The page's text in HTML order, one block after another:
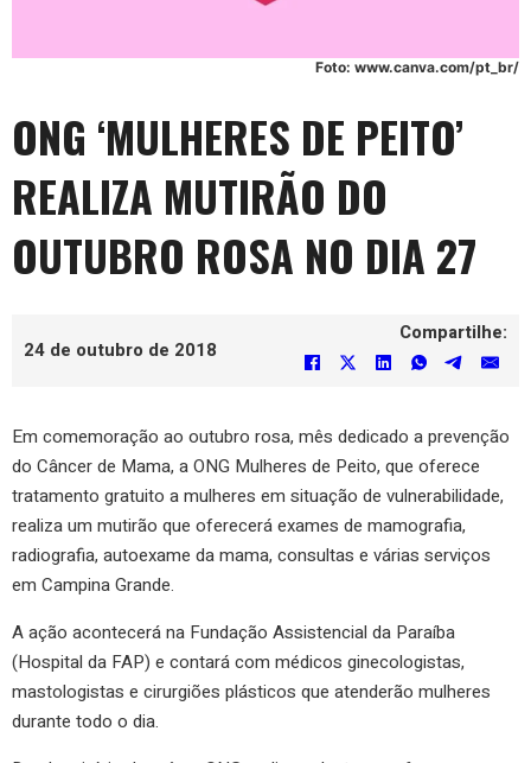
Foto: www.canva.com/pt_br/
ONG ‘MULHERES DE PEITO’
REALIZA MUTIRÃO DO
OUTUBRO ROSA NO DIA 27
24 de outubro de 2018
Compartilhe:
Em comemoração ao outubro rosa, mês dedicado a prevenção
do Câncer de Mama, a ONG Mulheres de Peito, que oferece
tratamento gratuito a mulheres em situação de vulnerabilidade,
realiza um mutirão que oferecerá exames de mamografia,
radiografia, autoexame da mama, consultas e várias serviços
em Campina Grande.
A ação acontecerá na Fundação Assistencial da Paraíba
(Hospital da FAP) e contará com médicos ginecologistas,
mastologistas e cirurgiões plásticos que atenderão mulheres
durante todo o dia.